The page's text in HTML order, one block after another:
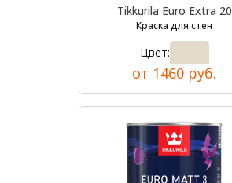
Tikkurila Euro Extra 20
Краска для стен
Цвет:
от 1460 руб.